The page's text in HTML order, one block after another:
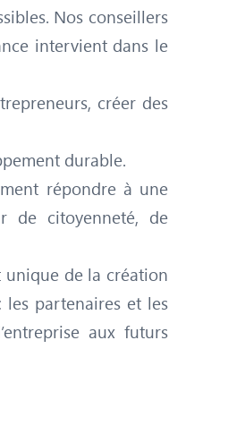
Nos conseillers
intervient dans le
créer des
durable.
répondre à une
de citoyenneté, de
unique de la création
les partenaires et les
aux futurs